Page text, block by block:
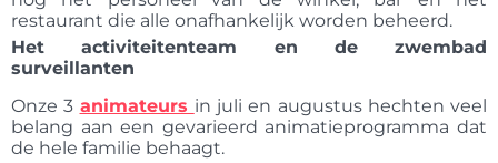
restaurant die alle onafhankelijk worden beheerd.
Het activiteitenteam en de zwembad
surveillanten
Onze 3 animateurs in juli en augustus hechten veel
belang aan een gevarieerd animatieprogramma dat
de hele familie behaagt.